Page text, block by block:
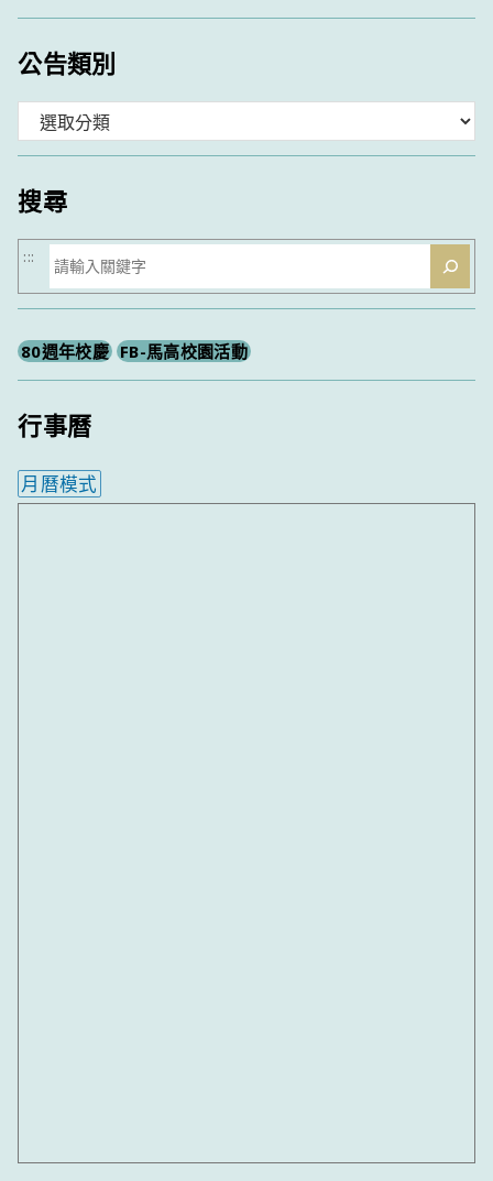
公告類別
類
搜尋
搜
尋
:::
80週年校慶 FB-馬高校園活動
行事曆
月曆模式